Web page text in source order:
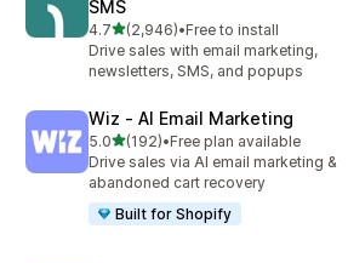
SMS
4.75つ星中
(2,946)
合計レビュー数：2946件
•Free to install
Drive sales with email marketing,
newsletters, SMS, and popups
Wiz ‑ AI Email Marketing
5.05つ星中
(192)
合計レビュー数：192件
•Free plan available
Drive sales via AI email marketing &
abandoned cart recovery
Built for Shopify